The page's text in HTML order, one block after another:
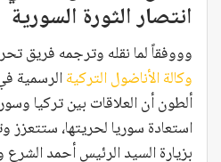
انتصار الثورة السورية
وووفقاً لما نقله وترجمه فريق
وكالة الأناضول التركيةالرسمية
ألطون أن العلاقات بين تركيا
استعادة سوريا لحريتها، ستتعزز
بزيارة السيد الرئيس أحمد الشرع